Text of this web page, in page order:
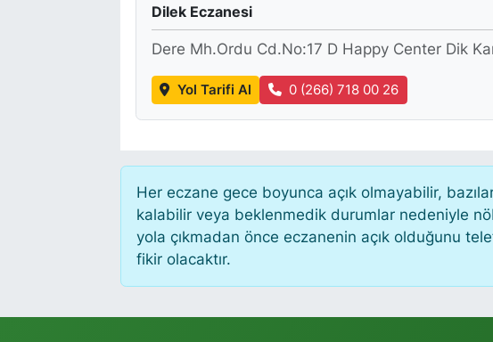
Dilek Eczanesi
Dere Mh.Ordu Cd.No:17 D Happy Center Dik
Yol Tarifi Al 0 (266) 718 00 26
Her eczane gece boyunca açık olmayabilir,
kalabilir veya beklenmedik durumlar nedeniyle
yola çıkmadan önce eczanenin açık olduğunu
fikir olacaktır.